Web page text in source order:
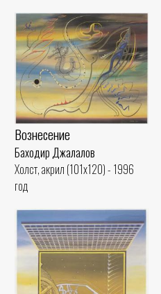
Вознесение
Баходир Джалалов
Холст, акрил (101x120) - 1996
год